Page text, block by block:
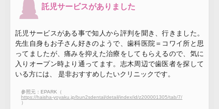
託児サービスがありました
託児サービスがある事で知人から評判を聞き、行きました。
先生自身もお子さん好きのようで、歯科医院＝コワイ所と思
ってましたが、痛みを抑えた治療をしてもらえるので、気に
入りオープン時より通ってます。志木周辺で歯医者を探して
いる方には、 是非おすすめしたいクリニックです。
参照元：EPARK（
https://haisha-yoyaku.jp/bun2sdental/detail/index/id/z200001305/tab/7/
）